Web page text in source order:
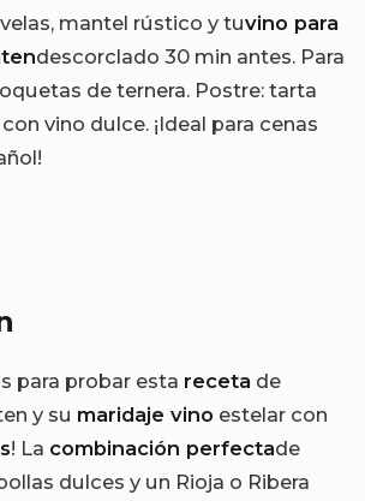
mantel rústico y tuvino para
descorclado 30 min antes. Para
de ternera. Postre: tarta
vino dulce. ¡Ideal para cenas
para probar esta receta de
y su maridaje vino estelar con
! La combinación perfectade
dulces y un Rioja o Ribera